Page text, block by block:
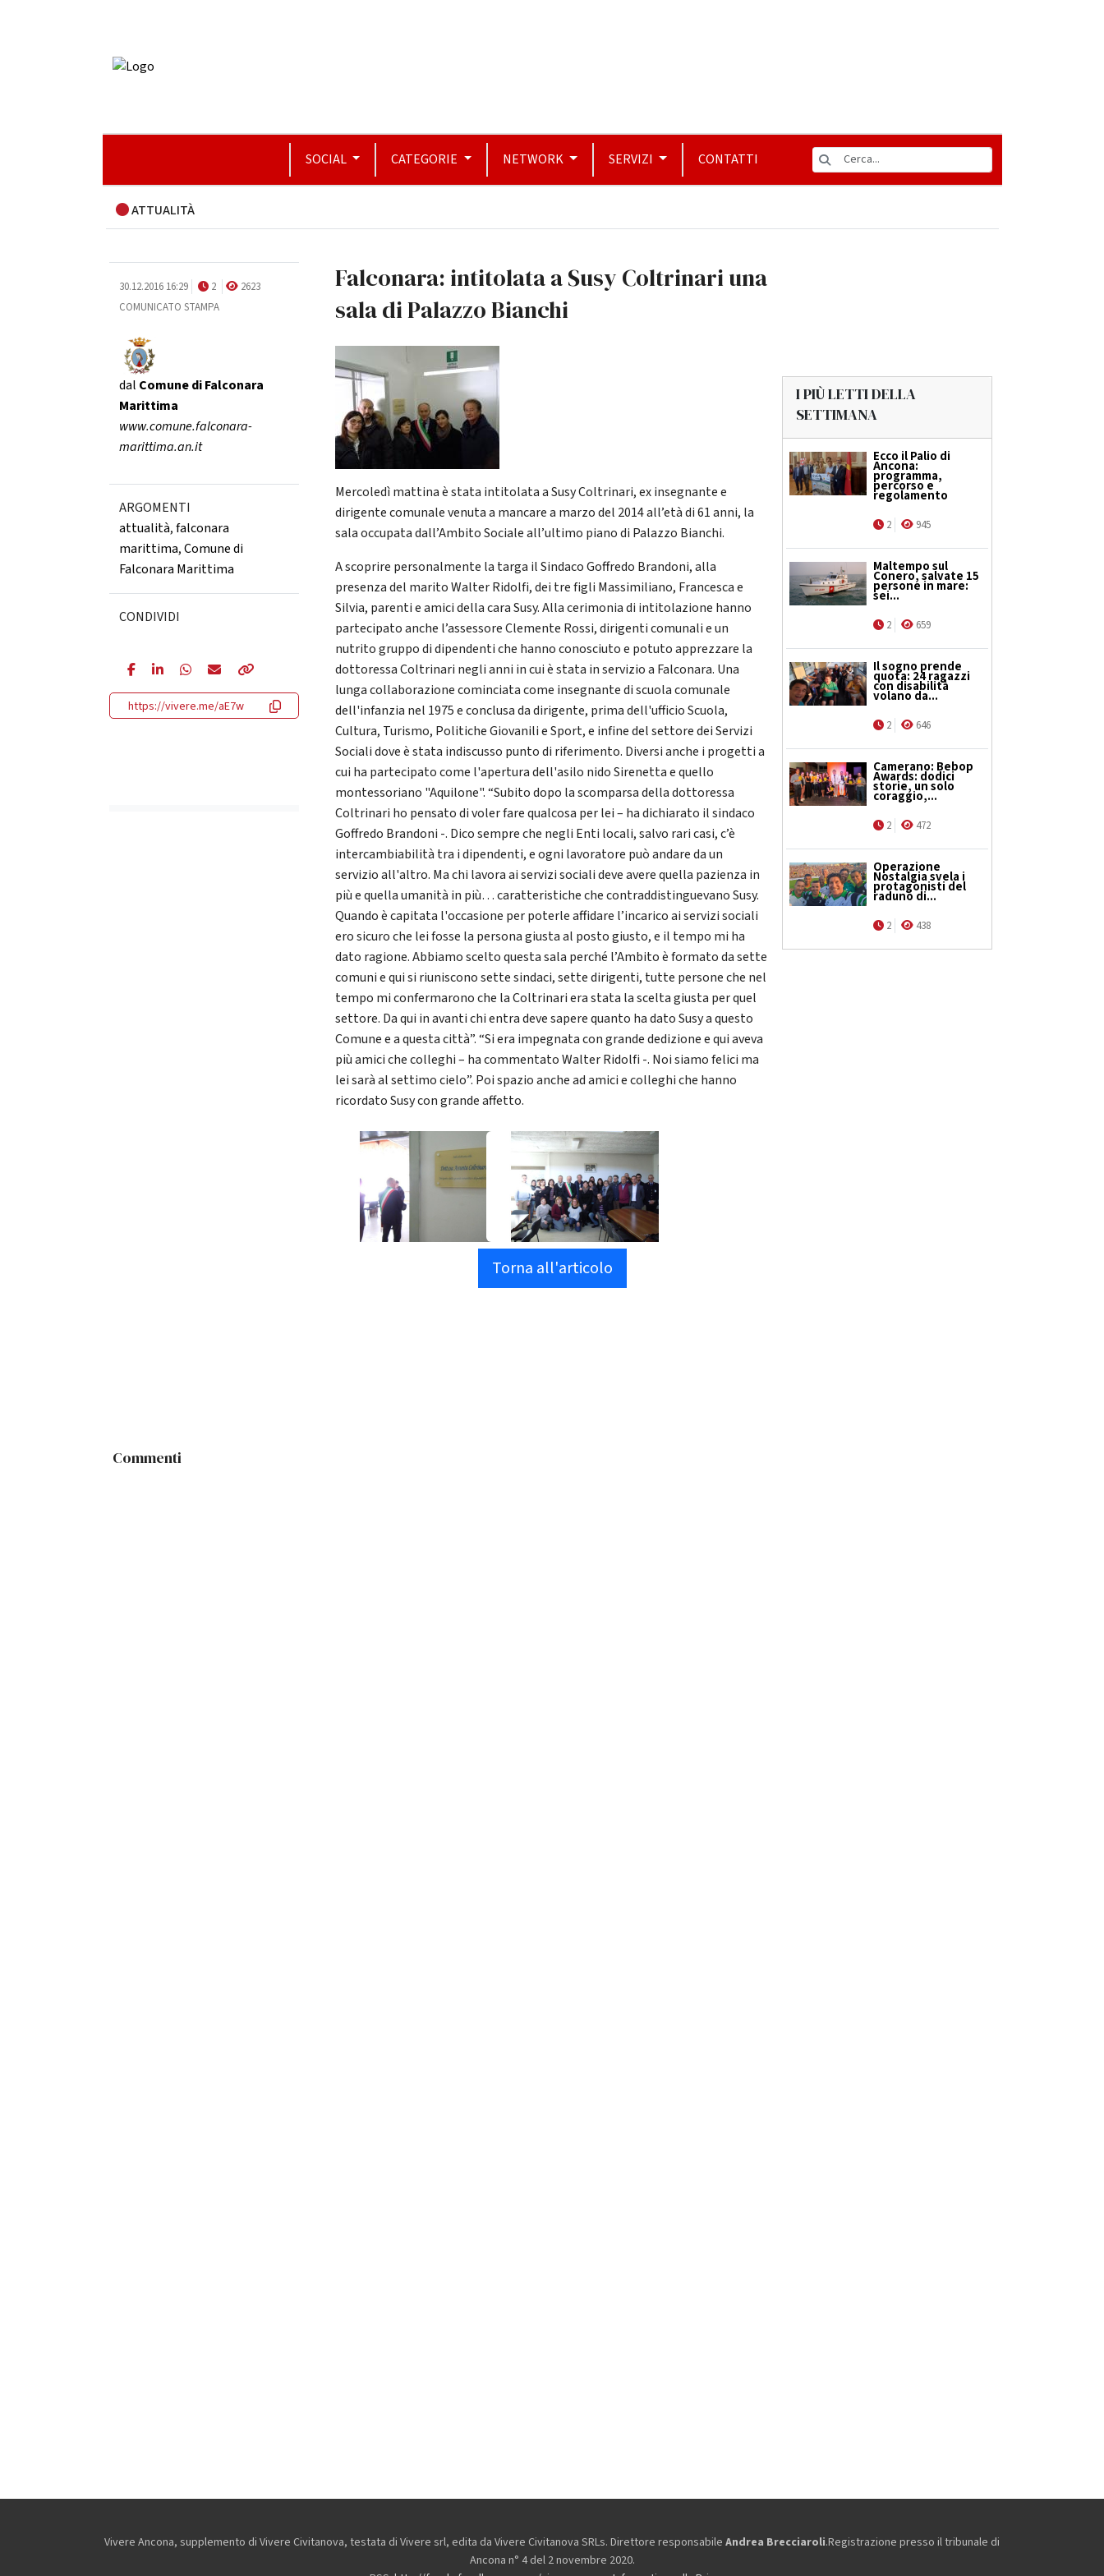
SOCIAL CATEGORIE NETWORK SERVIZI CONTATTI
ATTUALITÀ
30.12.2016 16:29 2
2623
COMUNICATO STAMPA
dal Comune di Falconara
Marittima
www.comune.falconara-
marittima.an.it
ARGOMENTI
attualità,falconara
marittima,Comune di
Falconara Marittima
CONDIVIDI
https://vivere.me/aE7w
Falconara: intitolata a Susy Coltrinari una
sala di Palazzo Bianchi
Mercoledì mattina è stata intitolata a Susy Coltrinari, ex insegnante e
dirigente comunale venuta a mancare a marzo del 2014 all’età di 61 anni, la
sala occupata dall’Ambito Sociale all’ultimo piano di Palazzo Bianchi.
A scoprire personalmente la targa il Sindaco Goffredo Brandoni, alla
presenza del marito Walter Ridolfi, dei tre figli Massimiliano, Francesca e
Silvia, parenti e amici della cara Susy. Alla cerimonia di intitolazione hanno
partecipato anche l’assessore Clemente Rossi, dirigenti comunali e un
nutrito gruppo di dipendenti che hanno conosciuto e potuto apprezzare la
dottoressa Coltrinari negli anni in cui è stata in servizio a Falconara. Una
lunga collaborazione cominciata come insegnante di scuola comunale
dell'infanzia nel 1975 e conclusa da dirigente, prima dell'ufficio Scuola,
Cultura, Turismo, Politiche Giovanili e Sport, e infine del settore dei Servizi
Sociali dove è stata indiscusso punto di riferimento. Diversi anche i progetti a
cui ha partecipato come l'apertura dell'asilo nido Sirenetta e quello
montessoriano "Aquilone". “Subito dopo la scomparsa della dottoressa
Coltrinari ho pensato di voler fare qualcosa per lei – ha dichiarato il sindaco
Goffredo Brandoni -. Dico sempre che negli Enti locali, salvo rari casi, c’è
intercambiabilità tra i dipendenti, e ogni lavoratore può andare da un
servizio all'altro. Ma chi lavora ai servizi sociali deve avere quella pazienza in
più e quella umanità in più… caratteristiche che contraddistinguevano Susy.
Quando è capitata l'occasione per poterle affidare l’incarico ai servizi sociali
ero sicuro che lei fosse la persona giusta al posto giusto, e il tempo mi ha
dato ragione. Abbiamo scelto questa sala perché l’Ambito è formato da sette
comuni e qui si riuniscono sette sindaci, sette dirigenti, tutte persone che nel
tempo mi confermarono che la Coltrinari era stata la scelta giusta per quel
settore. Da qui in avanti chi entra deve sapere quanto ha dato Susy a questo
Comune e a questa città”. “Si era impegnata con grande dedizione e qui aveva
più amici che colleghi – ha commentato Walter Ridolfi -. Noi siamo felici ma
lei sarà al settimo cielo”. Poi spazio anche ad amici e colleghi che hanno
ricordato Susy con grande affetto.
Torna all'articolo
I PIÙ LETTI DELLA
SETTIMANA
Ecco il Palio di
Ancona:
programma,
percorso e
regolamento
2 945
Maltempo sul
Conero, salvate 15
persone in mare:
sei...
2 659
Il sogno prende
quota: 24 ragazzi
con disabilità
volano da...
2 646
Camerano: Bebop
Awards: dodici
storie, un solo
coraggio,...
2 472
Operazione
Nostalgia svela i
protagonisti del
raduno di...
2 438
Commenti
Vivere Ancona, supplemento di Vivere Civitanova, testata di Vivere srl, edita da Vivere Civitanova SRLs. Direttore responsabile Andrea Brecciaroli.Registrazione presso il tribunale di
Ancona n° 4 del 2 novembre 2020.